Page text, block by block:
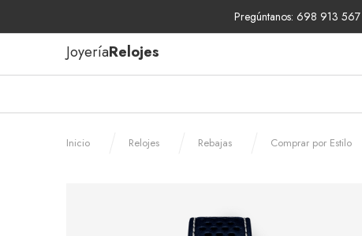
Pregúntanos: 698 913 567
JoyeríaRelojes
Inicio Relojes Rebajas Comprar por Estilo